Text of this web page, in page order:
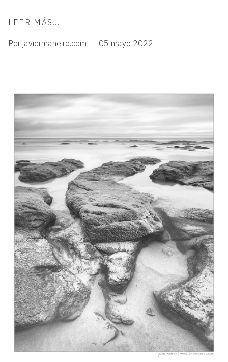
LEER MÁS...
Por javiermaneiro.com 05 mayo 2022